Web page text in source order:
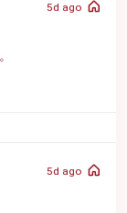
5d ago
5d ago